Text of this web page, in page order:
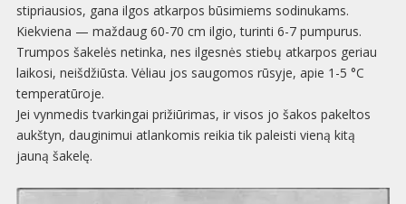
stipriausios, gana ilgos atkarpos būsimiems sodinukams.
Kiekviena — maždaug 60-70 cm ilgio, turinti 6-7 pumpurus.
Trumpos šakelės netinka, nes ilgesnės stiebų atkarpos geriau
laikosi, neišdžiūsta. Vėliau jos saugomos rūsyje, apie 1-5 °C
temperatūroje.
Jei vynmedis tvarkingai prižiūrimas, ir visos jo šakos pakeltos
aukštyn, dauginimui atlankomis reikia tik paleisti vieną kitą
jauną šakelę.